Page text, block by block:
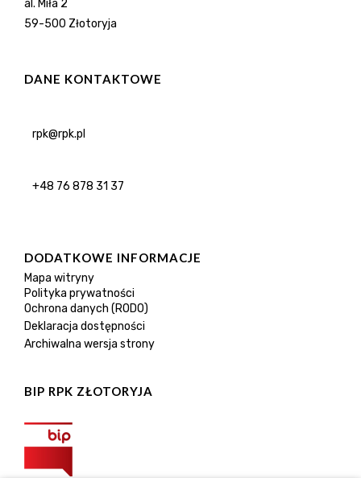
al. Miła 2
59-500 Złotoryja
DANE KONTAKTOWE
rpk@rpk.pl
+48 76 878 31 37
DODATKOWE INFORMACJE
Mapa witryny
Polityka prywatności
Ochrona danych (RODO)
Deklaracja dostępności
Archiwalna wersja strony
BIP RPK ZŁOTORYJA